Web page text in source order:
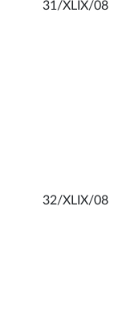
31/XLIX/08
32/XLIX/08